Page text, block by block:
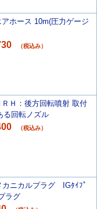
アホース 10m(圧力ゲージ
（税込み）
ＲＨ：後方回転噴射 取付
る回転ノズル
（税込み）
カニカルプラグ IGﾀｲﾌﾟ
ラグ